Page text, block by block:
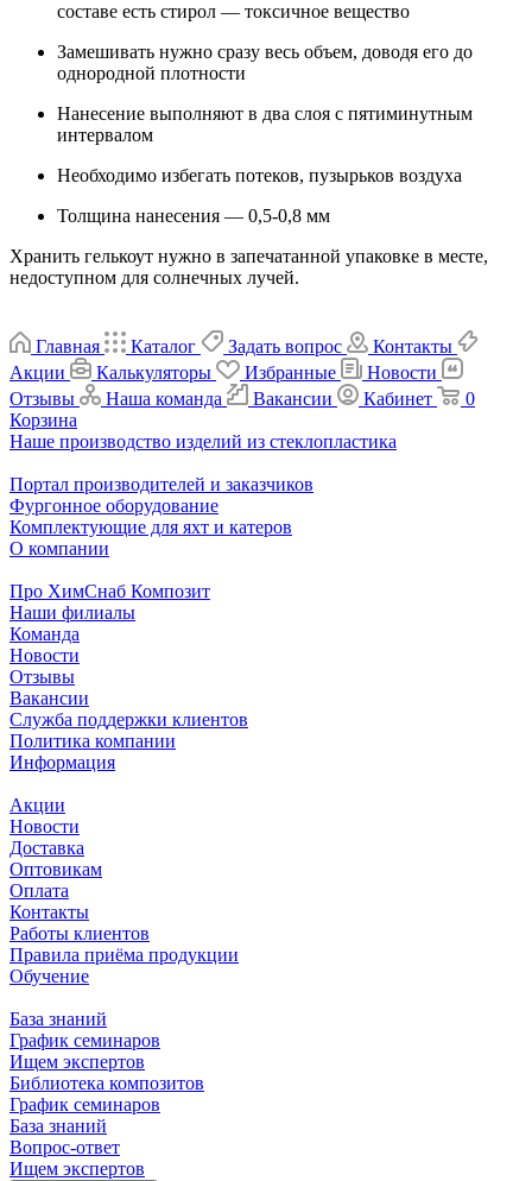
составе есть стирол — токсичное вещество
Замешивать нужно сразу весь объем, доводя его до
однородной плотности
Нанесение выполняют в два слоя с пятиминутным
интервалом
Необходимо избегать потеков, пузырьков воздуха
Толщина нанесения — 0,5-0,8 мм
Хранить гелькоут нужно в запечатанной упаковке в месте,
недоступном для солнечных лучей.
Главная Каталог Задать вопрос
Контакты
Акции
Калькуляторы Избранные
Новости
Отзывы
Наша команда Вакансии Кабинет
0
Корзина
Наше производство изделий из стеклопластика
Портал производителей и заказчиков
Фургонное оборудование
Комплектующие для яхт и катеров
О компании
Про ХимСнаб Композит
Наши филиалы
Команда
Новости
Отзывы
Вакансии
Служба поддержки клиентов
Политика компании
Информация
Акции
Новости
Доставка
Оптовикам
Оплата
Контакты
Работы клиентов
Правила приёма продукции
Обучение
База знаний
График семинаров
Ищем экспертов
Библиотека композитов
График семинаров
База знаний
Вопрос-ответ
Ищем экспертов